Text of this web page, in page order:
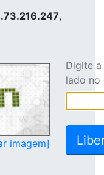
,
imagem]
Digite
lado no